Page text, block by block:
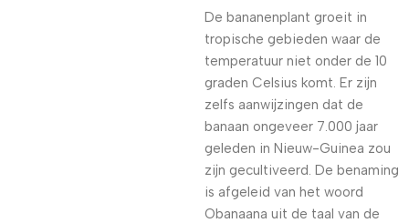
De bananenplant groeit in
tropische gebieden waar de
temperatuur niet onder de 10
graden Celsius komt. Er zijn
zelfs aanwijzingen dat de
banaan ongeveer 7.000 jaar
geleden in Nieuw-Guinea zou
zijn gecultiveerd. De benaming
is afgeleid van het woord
Obanaana uit de taal van de